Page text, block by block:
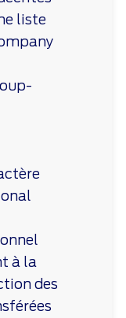
liste
à la
des